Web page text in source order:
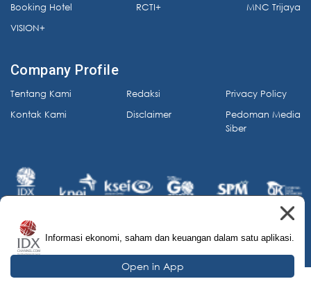
Booking Hotel
VISION+
RCTI+
MNC Trijaya
Company Profile
Tentang Kami
Kontak Kami
Redaksi
Disclaimer
Privacy Policy
Pedoman Media
Siber
© 2026 IDX Channel. All Rights Reserved.
Informasi ekonomi, saham dan keuangan dalam satu aplikasi.
Open in App